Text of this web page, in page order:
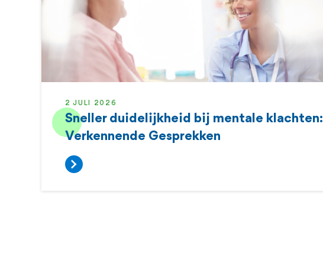
2 JULI 2026
Sneller duidelijkheid bij mentale klachten:
Verkennende Gesprekken